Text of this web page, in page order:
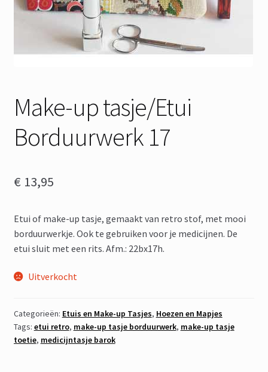
Make-up tasje/Etui
Borduurwerk 17
€ 13,95
Etui of make-up tasje, gemaakt van retro stof, met mooi
borduurwerkje. Ook te gebruiken voor je medicijnen. De
etui sluit met een rits. Afm.: 22bx17h.
Uitverkocht
Categorieën: Etuis en Make-up Tasjes, Hoezen en Mapjes
Tags: etui retro, make-up tasje borduurwerk, make-up tasje
toetie, medicijntasje barok